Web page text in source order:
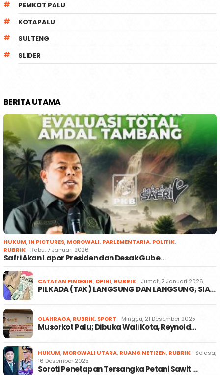
PEMKOT PALU
KOTAPALU
SULTENG
SLIDER
BERITA UTAMA
HUKUM, IN PICTURES, MOROWALI, PARLEMENTARIA, POLITIK,
RUBRIK
Rabu, 7 Januari 2026
Safri Akan Lapor Presiden dan Desak Gube…
CATATAN PINGGIR, OPINI, RUBRIK Jumat, 2 Januari 2026
PILKADA (TAK) LANGSUNG DAN LANGSUNG; SIA…
OLAHRAGA, RUBRIK, SPORT Minggu, 21 Desember 2025
Musorkot Palu; Dibuka Wali Kota, Reynold…
HUKUM, MOROWALI UTARA, RUANG NETIZEN, RUBRIK
Selasa,
16 Desember 2025
Soroti Penetapan Tersangka Petani Sawit …